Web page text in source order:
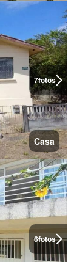
7fotos
Casa
6fotos